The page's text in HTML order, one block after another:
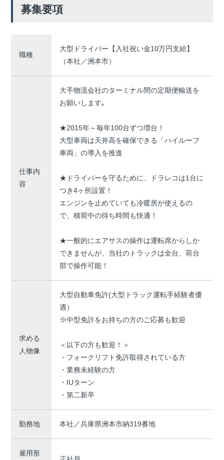
募集要項
職種
大型ドライバー【入社祝い金10万円支給】
（本社／洲本市）
仕事内
容
大手物流会社のターミナル間の定期便輸送を
お願いします｡
★2015年～毎年100台ずつ増台！
大型車両は天井高を確保できる「ハイルーフ
車両」の導入を推進
★ドライバーを守るために、ドラレコは1台に
つき4ヶ所設置！
エンジンを止めていても冷暖房が使えるの
で、積荷中の待ち時間も快適！
★一般的にエアサスの操作は運転席からしか
できませんが、当社のトラックは全台、荷台
部で操作可能！
求める
人物像
大型自動車免許(大型トラック運転手経験者優
遇）
※中型免許をお持ちの方のご応募も歓迎
＜以下の方も歓迎！＞
・フォークリフト免許取得されている方
・業務未経験の方
・IUターン
・第二新卒
勤務地 本社／兵庫県洲本市納319番地
雇用形